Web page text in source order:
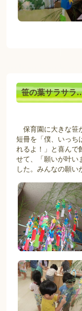
笹の葉サラサラ
保育園に大きな笹
短冊を「僕、いっち
れるよ！」と喜んで
せて、「願いが叶い
した。みんなの願い